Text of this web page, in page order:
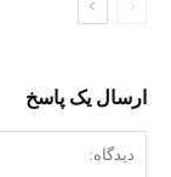
ارسال یک پاسخ